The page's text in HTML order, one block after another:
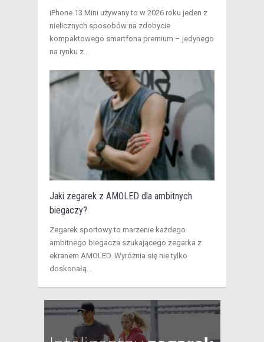
​iPhone 13 Mini używany to w 2026 roku jeden z
nielicznych sposobów na zdobycie
kompaktowego smartfona premium – jedynego
na rynku z...
Jaki zegarek z AMOLED dla ambitnych
biegaczy?
​Zegarek sportowy to marzenie każdego
ambitnego biegacza szukającego zegarka z
ekranem AMOLED. Wyróżnia się nie tylko
doskonałą...